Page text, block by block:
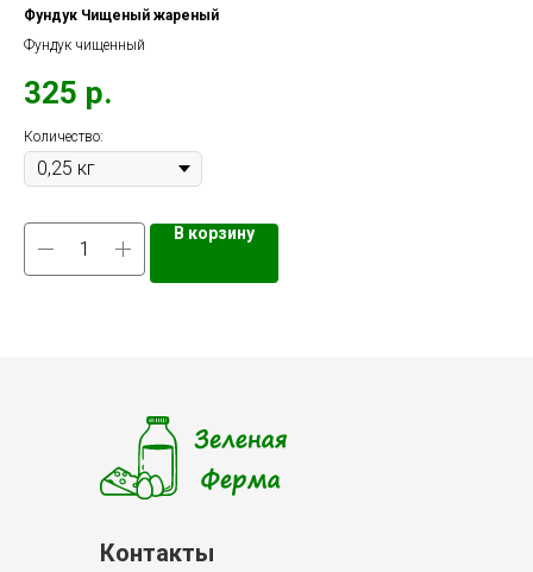
Фундук Чищеный жареный
Фундук чищенный
325 р.
Количество:
В корзину
Контакты